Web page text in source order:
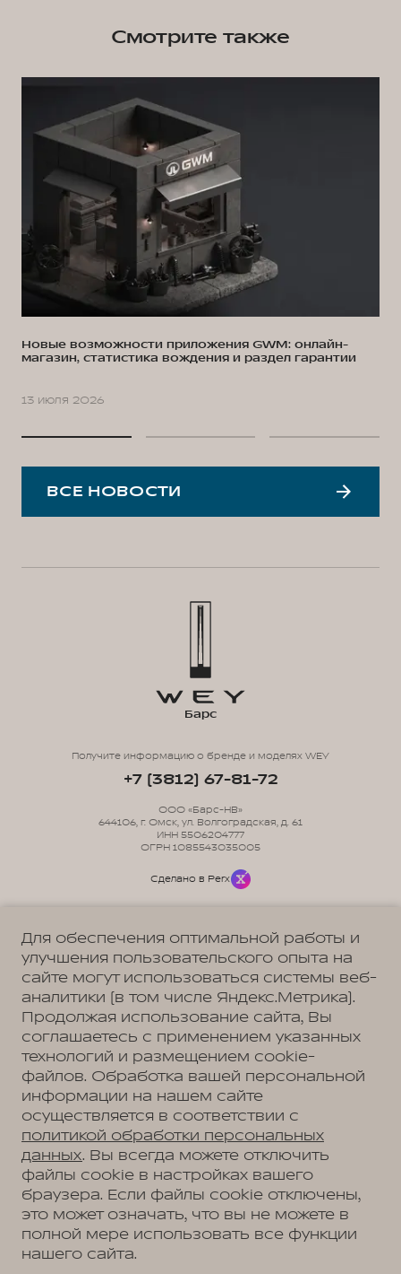
Смотрите также
Новые возможности приложения GWM: онлайн-
магазин, статистика вождения и раздел гарантии
13 июля 2026
ВСЕ НОВОСТИ
Политика обработки персональных данных
Согласие на коммуникацию
Согласие на предоставление персональных данных третьим лицам
Согласие на обработку ПД
Барс
Получите информацию о бренде и моделях WEY
+7 (3812) 67-81-72
ООО «Барс-НВ»
644106, г. Омск, ул. Волгоградская, д. 61
ИНН 5506204777
ОГРН 1085543035005
Сделано в Perx
Адрес
Омск, ул. Волгоградская, д. 61
+7 (3812) 67-81-72
АВТОМОБИЛИ В НАЛИЧИИ
МОДЕЛЬНЫЙ РЯД
WEY 05
Для обеспечения оптимальной работы и
улучшения пользовательского опыта на
сайте могут использоваться системы веб-
аналитики (в том числе Яндекс.Метрика).
Продолжая использование сайта, Вы
соглашаетесь с применением указанных
технологий и размещением cookie-
файлов. Обработка вашей персональной
информации на нашем сайте
осуществляется в соответствии с
политикой обработки персональных
данных. Вы всегда можете отключить
файлы cookie в настройках вашего
браузера. Если файлы cookie отключены,
это может означать, что вы не можете в
полной мере использовать все функции
нашего сайта.